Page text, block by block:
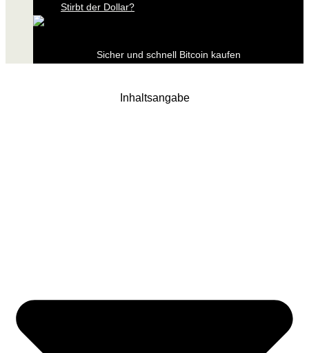
Stirbt der Dollar?
Sicher und schnell Bitcoin kaufen
Inhaltsangabe